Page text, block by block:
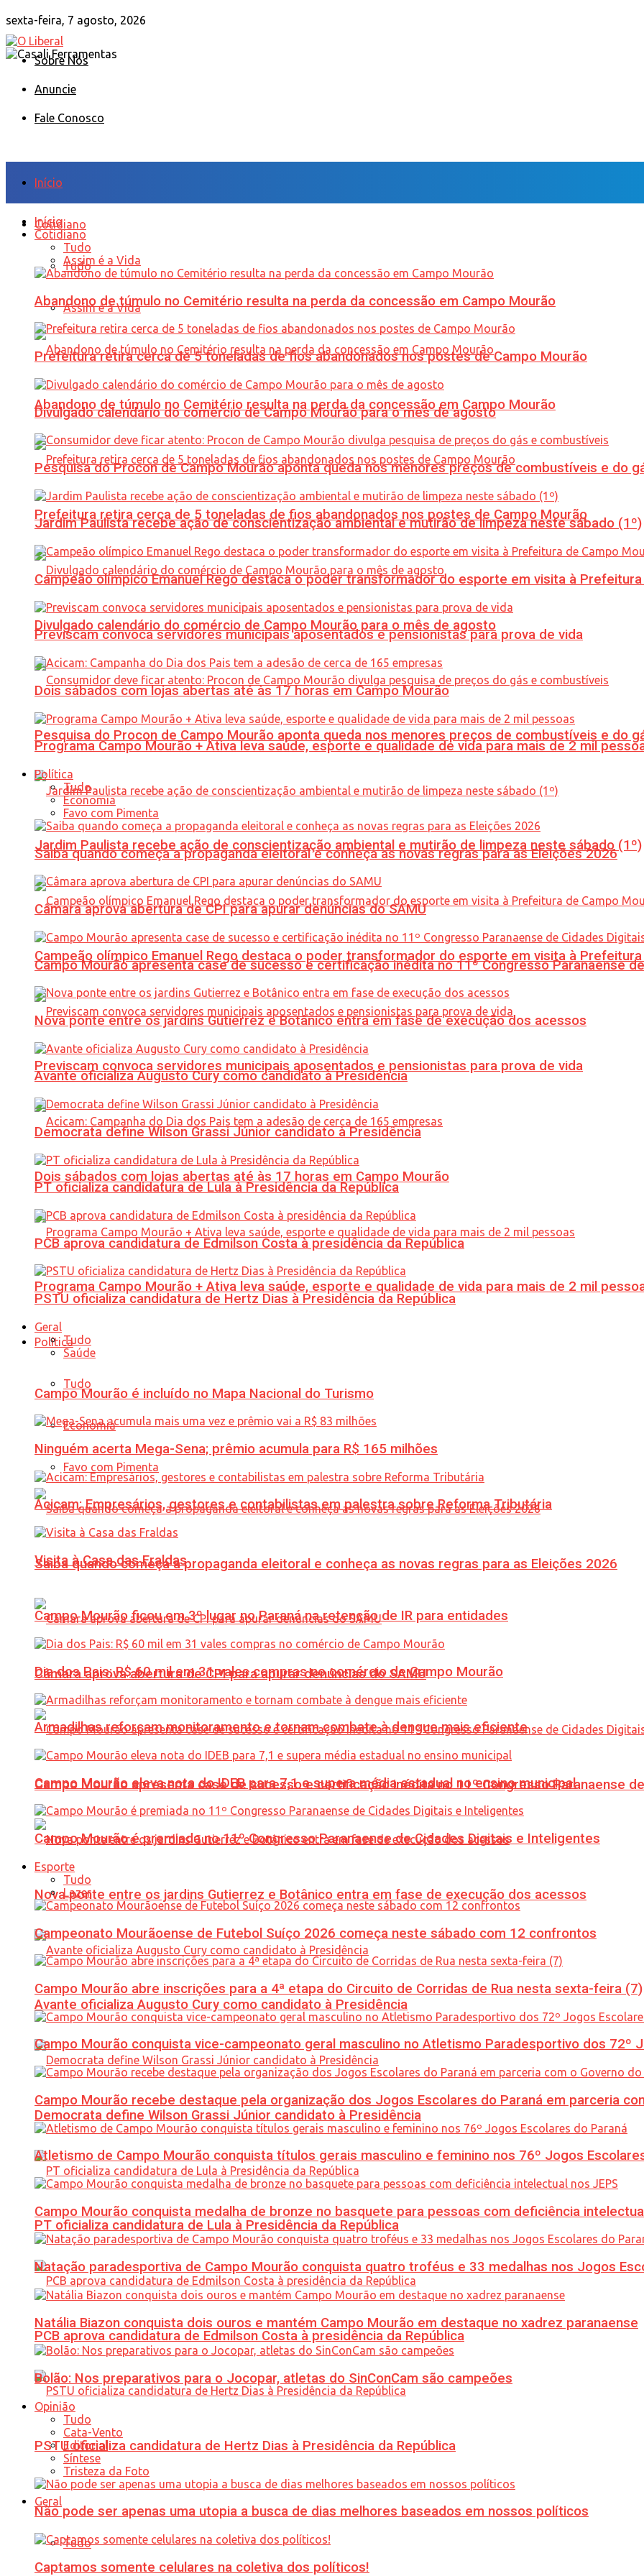
sexta-feira, 7 agosto, 2026
Sobre Nós
Anuncie
Fale Conosco
Início
Cotidiano
Tudo
Assim é a Vida
Abandono de túmulo no Cemitério resulta na perda da concessão em Campo Mourão
Prefeitura retira cerca de 5 toneladas de fios abandonados nos postes de Campo Mourão
Divulgado calendário do comércio de Campo Mourão para o mês de agosto
Pesquisa do Procon de Campo Mourão aponta queda nos menores preços de combustíveis e do
Jardim Paulista recebe ação de conscientização ambiental e mutirão de limpeza neste sábado (1º)
Campeão olímpico Emanuel Rego destaca o poder transformador do esporte em visita à
Previscam convoca servidores municipais aposentados e pensionistas para prova de vida
Dois sábados com lojas abertas até às 17 horas em Campo Mourão
Programa Campo Mourão + Ativa leva saúde, esporte e qualidade de vida para mais de 2 mil
Política
Tudo
Economia
Favo com Pimenta
Saiba quando começa a propaganda eleitoral e conheça as novas regras para as Eleições 2026
Câmara aprova abertura de CPI para apurar denúncias do SAMU
Campo Mourão apresenta case de sucesso e certificação inédita no 11º Congresso Paranaense
Nova ponte entre os jardins Gutierrez e Botânico entra em fase de execução dos acessos
Avante oficializa Augusto Cury como candidato à Presidência
Democrata define Wilson Grassi Júnior candidato à Presidência
PT oficializa candidatura de Lula à Presidência da República
PCB aprova candidatura de Edmilson Costa à presidência da República
PSTU oficializa candidatura de Hertz Dias à Presidência da República
Geral
Tudo
Início
Cotidiano
Tudo
Assim é a Vida
Abandono de túmulo no Cemitério resulta na perda da concessão em Campo Mourão
Prefeitura retira cerca de 5 toneladas de fios abandonados nos postes de Campo Mourão
Divulgado calendário do comércio de Campo Mourão para o mês de agosto
Pesquisa do Procon de Campo Mourão aponta queda nos menores preços de combustíveis e do
Jardim Paulista recebe ação de conscientização ambiental e mutirão de limpeza neste sábado (1º)
Campeão olímpico Emanuel Rego destaca o poder transformador do esporte em visita à
Previscam convoca servidores municipais aposentados e pensionistas para prova de vida
Dois sábados com lojas abertas até às 17 horas em Campo Mourão
Programa Campo Mourão + Ativa leva saúde, esporte e qualidade de vida para mais de 2 mil
Política
Tudo
Economia
Favo com Pimenta
Saiba quando começa a propaganda eleitoral e conheça as novas regras para as Eleições 2026
Câmara aprova abertura de CPI para apurar denúncias do SAMU
Campo Mourão apresenta case de sucesso e certificação inédita no 11º Congresso Paranaense
Nova ponte entre os jardins Gutierrez e Botânico entra em fase de execução dos acessos
Avante oficializa Augusto Cury como candidato à Presidência
Democrata define Wilson Grassi Júnior candidato à Presidência
PT oficializa candidatura de Lula à Presidência da República
PCB aprova candidatura de Edmilson Costa à presidência da República
PSTU oficializa candidatura de Hertz Dias à Presidência da República
Geral
Tudo
Saúde
Campo Mourão é incluído no Mapa Nacional do Turismo
Ninguém acerta Mega-Sena; prêmio acumula para R$ 165 milhões
Acicam: Empresários, gestores e contabilistas em palestra sobre Reforma Tributária
Visita à Casa das Fraldas
Campo Mourão ficou em 3º lugar no Paraná na retenção de IR para entidades
Dia dos Pais: R$ 60 mil em 31 vales compras no comércio de Campo Mourão
Armadilhas reforçam monitoramento e tornam combate à dengue mais eficiente
Campo Mourão eleva nota do IDEB para 7,1 e supera média estadual no ensino municipal
Campo Mourão é premiada no 11º Congresso Paranaense de Cidades Digitais e Inteligentes
Esporte
Tudo
Lazer
Campeonato Mourãoense de Futebol Suíço 2026 começa neste sábado com 12 confrontos
Campo Mourão abre inscrições para a 4ª etapa do Circuito de Corridas de Rua nesta sexta-feira (7)
Campo Mourão conquista vice-campeonato geral masculino no Atletismo Paradesportivo dos 72º
Campo Mourão recebe destaque pela organização dos Jogos Escolares do Paraná em parceria
Atletismo de Campo Mourão conquista títulos gerais masculino e feminino nos 76º Jogos
Campo Mourão conquista medalha de bronze no basquete para pessoas com deficiência
Natação paradesportiva de Campo Mourão conquista quatro troféus e 33 medalhas nos Jogos
Natália Biazon conquista dois ouros e mantém Campo Mourão em destaque no xadrez paranaense
Bolão: Nos preparativos para o Jocopar, atletas do SinConCam são campeões
Opinião
Tudo
Cata-Vento
Editorial
Síntese
Tristeza da Foto
Não pode ser apenas uma utopia a busca de dias melhores baseados em nossos políticos
Captamos somente celulares na coletiva dos políticos!